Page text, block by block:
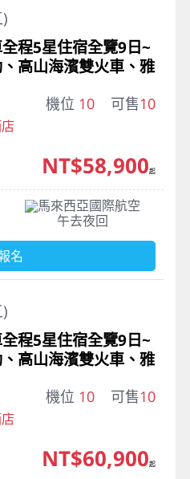
程5星住宿全覽9日~
高山海濱雙火車、雅
機位 10 可售10
馬來西亞國際航空
午去夜回
NT$58,900起
名
程5星住宿全覽9日~
高山海濱雙火車、雅
機位 10 可售10
NT$60,900起